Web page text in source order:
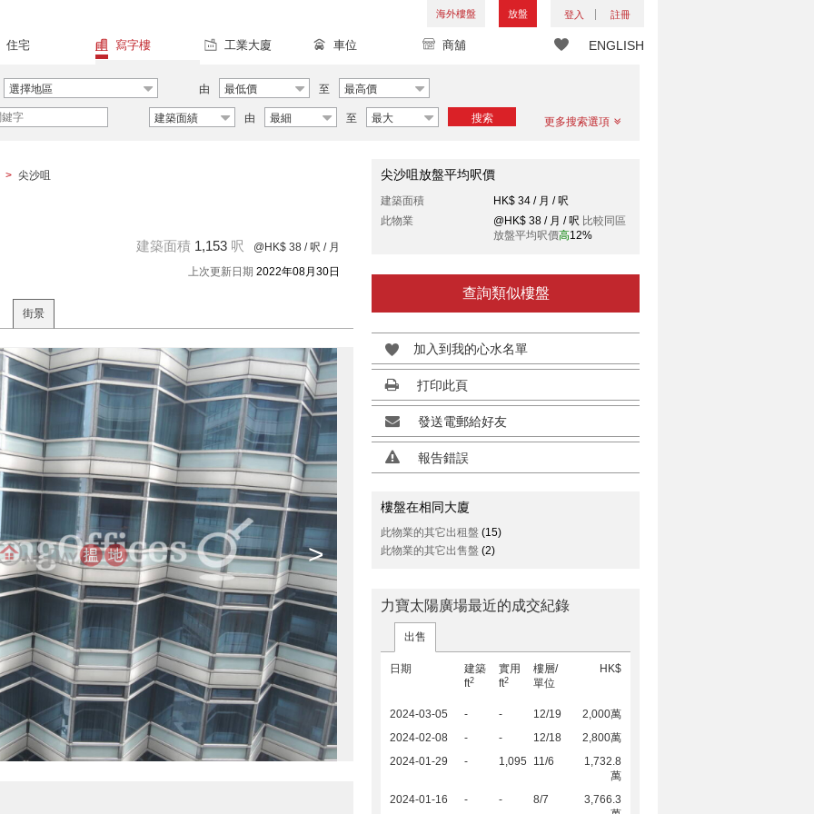
海外樓盤 放盤 登入 註冊
ENGLISH
住宅 寫字樓 工業大廈 車位 商舖
選擇地區 由 最低價 至 最高價
建築面績 由 最細 至 最大 搜索 更多搜索選項
> 尖沙咀
建築面積 1,153 呎 @HK$ 38 / 呎 / 月
上次更新日期 2022年08月30日
街景
>
尖沙咀放盤平均呎價
建築面積
HK$ 34 / 月 / 呎
此物業
@HK$ 38 / 月 / 呎 比較同區
放盤平均呎價高12%
查詢類似樓盤
加入到我的心水名單
打印此頁
發送電郵給好友
報告錯誤
樓盤在相同大廈
此物業的其它出租盤 (15)
此物業的其它出售盤 (2)
力寶太陽廣場最近的成交紀錄
出售
日期
建築
ft2
實用
ft2
樓層/
單位
HK$
2024-03-05 - - 12/19
2,000萬
2024-02-08
- - 12/18
2,800萬
2024-01-29
- 1,095 11/6
1,732.8
萬
2024-01-16
- - 8/7
3,766.3